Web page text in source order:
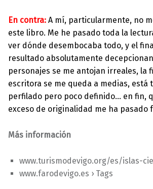
En contra: A mí, particularmente, no
este libro. Me he pasado toda la
ver dónde desembocaba todo, y el
resultado absolutamente
personajes se me antojan irreales, la
escritora se me queda a medias, está
perfilado pero poco definido… en fin,
exceso de originalidad me ha pasado
Más información
www.turismodevigo.org/es/islas-
www.farodevigo.es › Tags